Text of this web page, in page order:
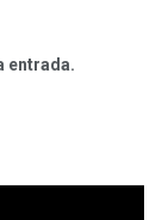
entrada.